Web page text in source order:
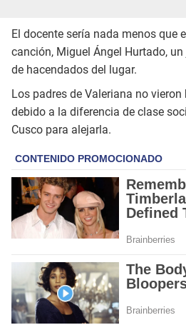
El docente sería nada menos que
canción, Miguel Ángel Hurtado,
de hacendados del lugar.
Los padres de Valeriana no
debido a la diferencia de clase
Cusco para alejarla.